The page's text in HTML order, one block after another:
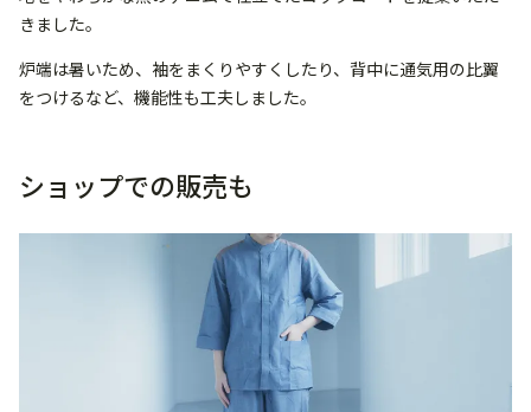
きました。
炉端は暑いため、袖をまくりやすくしたり、背中に通気用の比翼
をつけるなど、機能性も工夫しました。
ショップでの販売も